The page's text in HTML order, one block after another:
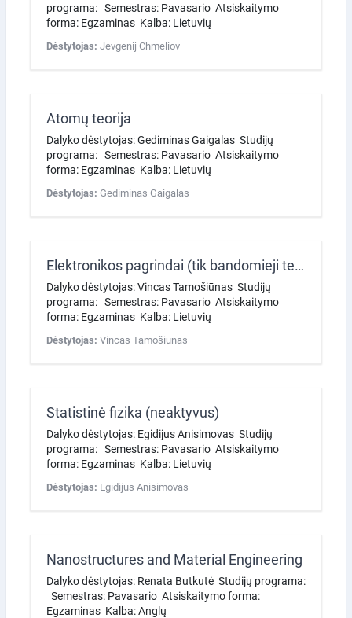
programa: Semestras: Pavasario Atsiskaitymo
forma: Egzaminas Kalba: Lietuvių
Dėstytojas: Jevgenij Chmeliov
Atomų teorija
Dalyko dėstytojas: Gediminas Gaigalas Studijų
programa: Semestras: Pavasario Atsiskaitymo
forma: Egzaminas Kalba: Lietuvių
Dėstytojas: Gediminas Gaigalas
Elektronikos pagrindai (tik bandomieji testai)
Dalyko dėstytojas: Vincas Tamošiūnas Studijų
programa: Semestras: Pavasario Atsiskaitymo
forma: Egzaminas Kalba: Lietuvių
Dėstytojas: Vincas Tamošiūnas
Statistinė fizika (neaktyvus)
Dalyko dėstytojas: Egidijus Anisimovas Studijų
programa: Semestras: Pavasario Atsiskaitymo
forma: Egzaminas Kalba: Lietuvių
Dėstytojas: Egidijus Anisimovas
Nanostructures and Material Engineering
Dalyko dėstytojas: Renata Butkutė Studijų programa:
Semestras: Pavasario Atsiskaitymo forma:
Egzaminas Kalba: Anglų